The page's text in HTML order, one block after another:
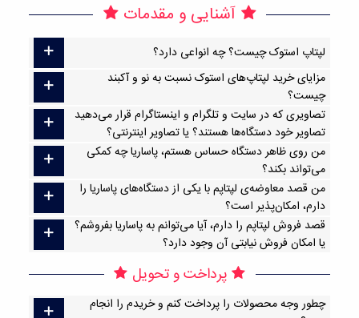
آشنایی و مقدمات
لپتاپ استوک چیست؟ چه انواعی دارد؟
مزایای خرید لپتاپ‌های استوک نسبت به نو و آکبند
چیست؟
تصاویری که در سایت و تلگرام و اینستاگرام قرار می‌دهید
تصاویر خود دستگاه‌ها هستند؟ یا تصاویر اینترنتی؟
من روی ظاهر دستگاه حساس هستم، پاساریا چه کمکی
می‌تواند بکند؟
من قصد معاوضه‌ی لپتاپم با یکی از دستگاه‌های پاساریا را
دارم، امکان‌پذیر است؟
قصد فروش لپتاپم را دارم، آیا می‌توانم به پاساریا بفروشم؟
یا امکان فروش نیابتی آن وجود دارد؟
پرداخت و تحویل
چطور وجه محصولات را پرداخت کنم و خریدم را انجام